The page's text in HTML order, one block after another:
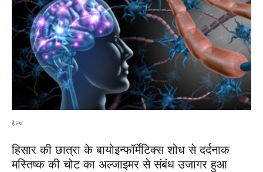
हेल्थ
हिसार की छात्रा के बायोइन्फॉर्मेटिक्स शोध से दर्दनाक
मस्तिष्क की चोट का अल्जाइमर से संबंध उजागर हुआ